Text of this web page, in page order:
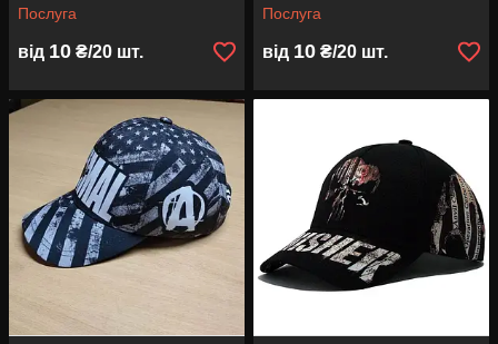
Послуга
від 10 ₴/20 шт.
Послуга
від 10 ₴/20 шт.